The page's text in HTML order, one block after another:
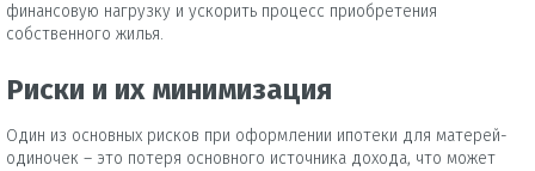
финансовую нагрузку и ускорить процесс приобретения
собственного жилья.
Риски и их минимизация
Один из основных рисков при оформлении ипотеки для матерей-
одиночек – это потеря основного источника дохода, что может